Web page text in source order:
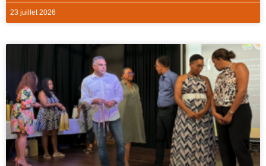
23 juillet 2026